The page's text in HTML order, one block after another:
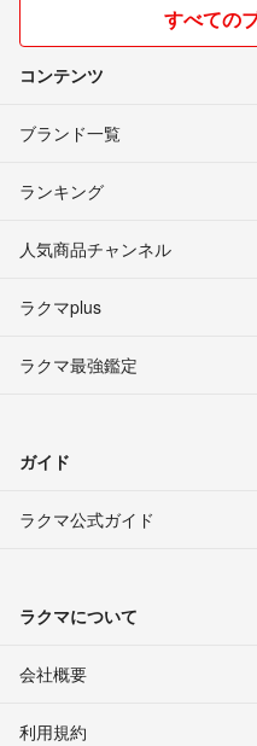
すべての
コンテンツ
ブランド一覧
ランキング
人気商品チャンネル
ラクマplus
ラクマ最強鑑定
ガイド
ラクマ公式ガイド
ラクマについて
会社概要
利用規約